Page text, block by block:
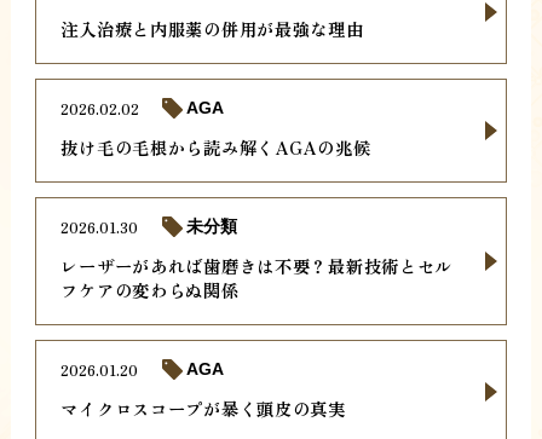
注入治療と内服薬の併用が最強な理由
抜け毛の毛根から読み解くAGAの兆候
2026.02.02 AGA
レーザーがあれば歯磨きは不要？最新技術とセル
フケアの変わらぬ関係
2026.01.30 未分類
マイクロスコープが暴く頭皮の真実
2026.01.20 AGA